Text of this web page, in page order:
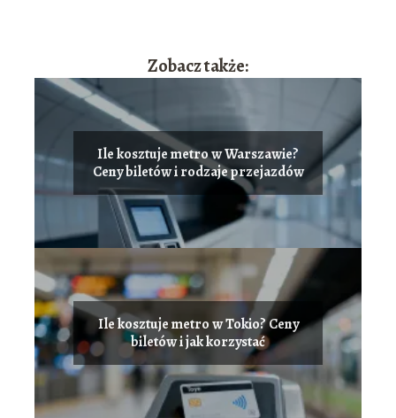
Zobacz także:
Ile kosztuje metro w Warszawie?
Ceny biletów i rodzaje przejazdów
Ile kosztuje metro w Tokio? Ceny
biletów i jak korzystać